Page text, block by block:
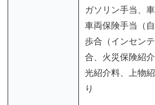
ガソリン手当、
車両保険手当（
歩合（インセン
合、火災保険紹
光紹介料、上物
り